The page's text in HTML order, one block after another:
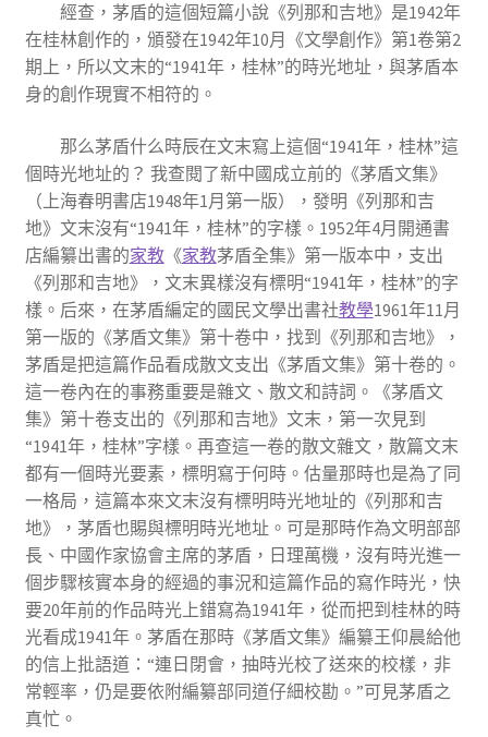
經查，茅盾的這個短篇小說《列那和吉地》是1942年
在桂林創作的，頒發在1942年10月《文學創作》第1卷第2
期上，所以文末的“1941年，桂林”的時光地址，與茅盾本
身的創作現實不相符的。
那么茅盾什么時辰在文末寫上這個“1941年，桂林”這
個時光地址的？ 我查閱了新中國成立前的《茅盾文集》
（上海春明書店1948年1月第一版），發明《列那和吉
地》文末沒有“1941年，桂林”的字樣。1952年4月開通書
店編纂出書的家教《家教茅盾全集》第一版本中，支出
《列那和吉地》，文末異樣沒有標明“1941年，桂林”的字
樣。后來，在茅盾編定的國民文學出書社教學1961年11月
第一版的《茅盾文集》第十卷中，找到《列那和吉地》，
茅盾是把這篇作品看成散文支出《茅盾文集》第十卷的。
這一卷內在的事務重要是雜文、散文和詩詞。《茅盾文
集》第十卷支出的《列那和吉地》文末，第一次見到
“1941年，桂林”字樣。再查這一卷的散文雜文，散篇文末
都有一個時光要素，標明寫于何時。估量那時也是為了同
一格局，這篇本來文末沒有標明時光地址的《列那和吉
地》，茅盾也賜與標明時光地址。可是那時作為文明部部
長、中國作家協會主席的茅盾，日理萬機，沒有時光進一
個步驟核實本身的經過的事況和這篇作品的寫作時光，快
要20年前的作品時光上錯寫為1941年，從而把到桂林的時
光看成1941年。茅盾在那時《茅盾文集》編纂王仰晨給他
的信上批語道：“連日閉會，抽時光校了送來的校樣，非
常輕率，仍是要依附編纂部同道仔細校勘。”可見茅盾之
真忙。